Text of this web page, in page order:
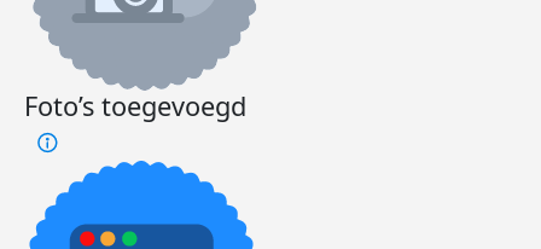
Foto’s toegevoegd